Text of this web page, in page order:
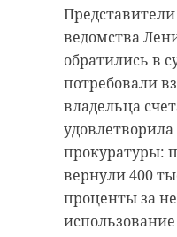
ведомства
обратились в
потребовали
владельца
удовлетворила
прокуратуры:
вернули 400
проценты за